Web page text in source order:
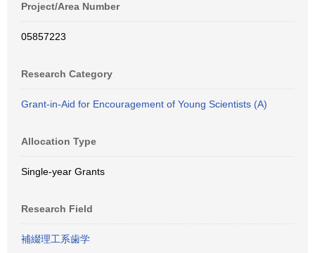
Project/Area Number
05857223
Research Category
Grant-in-Aid for Encouragement of Young Scientists (A)
Allocation Type
Single-year Grants
Research Field
補綴理工系歯学